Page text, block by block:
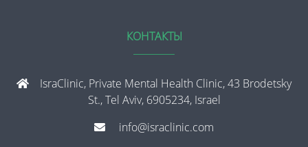
КОНТАКТЫ
IsraClinic, Private Mental Health Clinic, 43 Brodetsky
St., Tel Aviv, 6905234, Israel
info@israclinic.com